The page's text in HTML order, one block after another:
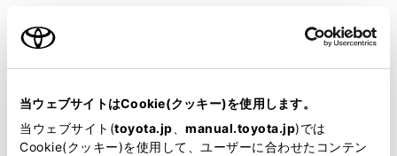
当ウェブサイトはCookie(クッキー)を使用します。
当ウェブサイト(toyota.jp manual.toyota.jp)では
Cookie(クッキー)を使用して、ユーザーに合わせたコンテン
市区町村名